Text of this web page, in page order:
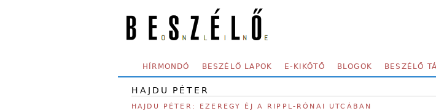
SECONDARY MENU
HÍRMONDÓ BESZÉLŐ LAPOK E-KIKÖTŐ BLOGOK BESZÉLŐ TÁJ
HAJDU PÉTER
HAJDU PÉTER: EZEREGY ÉJ A RIPPL-RÓNAI UTCÁBAN